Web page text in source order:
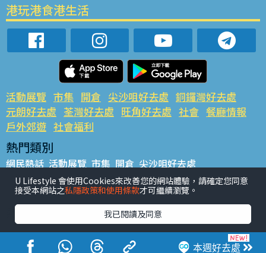
本週好去處
港玩港食港生活
活動展覽 市集 開倉 尖沙咀好去處 銅鑼灣好去處
元朗好去處 荃灣好去處 旺角好去處 社會 餐廳情報
戶外郊遊 社會福利
熱門類別
網民熱話 活動展覽 市集 開倉 尖沙咀好去處
銅鑼灣好去處 元朗好去處 荃灣好去處 旺角好去處 社會
餐廳情報 戶外郊遊
熱門標籤
#UGO搵好去處 #人氣活動推介 #美食社群熱話
#親子玩樂好去處
#ULifestyle應用程式
#限時搶
U Lifestyle 會使用Cookies來改善您的網站體驗，請確定您同意
接受本網站之私隱政策和使用條款才可繼續瀏覽。
我已閱讀及同意